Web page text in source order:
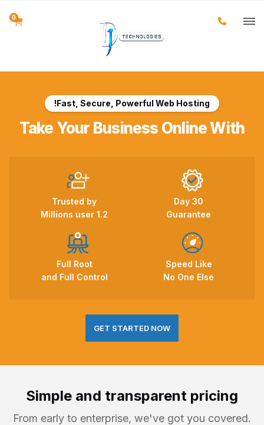
0
Fast, Secure, Powerful Web Hosting!
Take Your Business Online With
30 Day
Guarantee
Trusted by
1.2 Millions user
Speed Like
No One Else
Full Root
and Full Control
GET STARTED NOW
Simple and transparent pricing
From early to enterprise, we've got you covered.